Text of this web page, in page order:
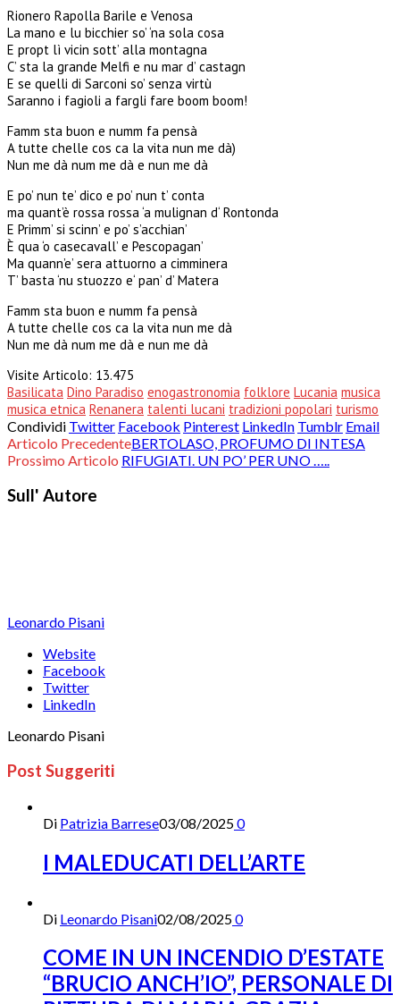
Rionero Rapolla Barile e Venosa
La mano e lu bicchier so’ ‘na sola cosa
E propt lì vicin sott’ alla montagna
C’ sta la grande Melfi e nu mar d’ castagn
E se quelli di Sarconi so’ senza virtù
Saranno i fagioli a fargli fare boom boom!
Famm sta buon e numm fa pensà
A tutte chelle cos ca la vita nun me dà)
Nun me dà num me dà e nun me dà
E po’ nun te’ dico e po’ nun t’ conta
ma quant’è rossa rossa ‘a mulignan d‘ Rontonda
E Primm’ si scinn’ e po’ s’acchian’
È qua ‘o casecavall’ e Pescopagan’
Ma quann’e’ sera attuorno a cimminera
T’ basta ‘nu stuozzo e‘ pan’ d’ Matera
Famm sta buon e numm fa pensà
A tutte chelle cos ca la vita nun me dà
Nun me dà num me dà e nun me dà
Visite Articolo: 13.475
Basilicata Dino Paradiso enogastronomia folklore Lucania musica
musica etnica Renanera talenti lucani tradizioni popolari turismo
Condividi Twitter Facebook Pinterest LinkedIn Tumblr Email
Articolo PrecedenteBERTOLASO, PROFUMO DI INTESA
Prossimo Articolo RIFUGIATI. UN PO’ PER UNO …..
Sull' Autore
Leonardo Pisani
Website
Facebook
Twitter
LinkedIn
Leonardo Pisani
Post Suggeriti
Di Patrizia Barrese03/08/20250
I MALEDUCATI DELL’ARTE
Di Leonardo Pisani02/08/20250
COME IN UN INCENDIO D’ESTATE
“BRUCIO ANCH’IO”, PERSONALE DI